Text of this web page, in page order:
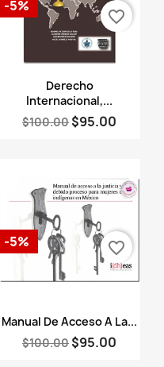
Vista rápida
Derecho
Internacional,...
$100.00 $95.00
-5%
favorite_border
 Vista rápida
Manual De Acceso A La...
$100.00 $95.00
-5% favorite_border